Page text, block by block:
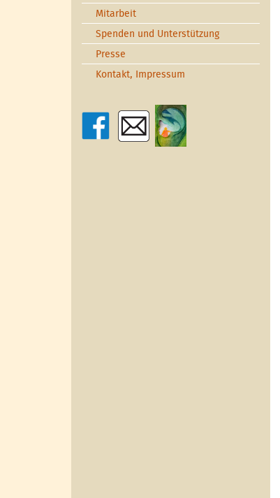
Mitarbeit
Spenden und Unterstützung
Presse
Kontakt, Impressum